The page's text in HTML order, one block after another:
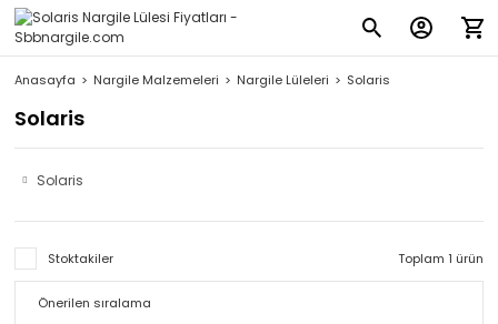
Anasayfa Nargile Malzemeleri Nargile Lüleleri Solaris
Solaris
Solaris
Stoktakiler Toplam 1 ürün